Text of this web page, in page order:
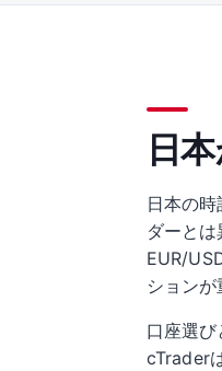
日
日本の
ダーと
EUR/
ション
口座選
cTrader